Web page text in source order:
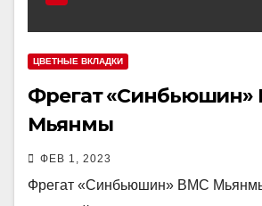
ЦВЕТНЫЕ ВКЛАДКИ
Фрегат «Синбьюшин»
Мьянмы
ФЕВ 1, 2023
Фрегат «Синбьюшин» ВМС